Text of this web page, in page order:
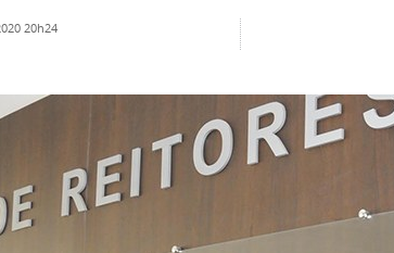
20h24